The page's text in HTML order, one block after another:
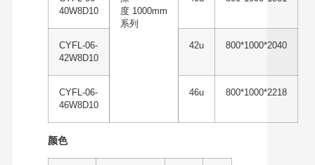
40W8D10
度 1000mm
系列
CYFL-06-
42W8D10
42u 800*1000*2040
CYFL-06-
46W8D10
46u 800*1000*2218
颜色